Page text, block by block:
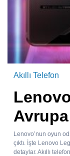
Akıllı Telefon
Lenovo’nun oyun
çıktı. İşte Lenovo
detaylar. Akıllı